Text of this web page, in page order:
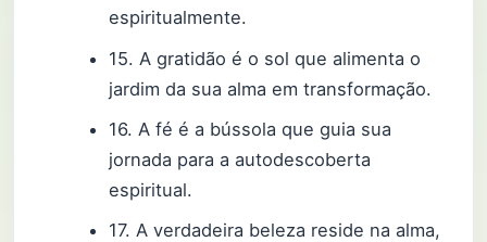
espiritualmente.
15. A gratidão é o sol que alimenta o
jardim da sua alma em transformação.
16. A fé é a bússola que guia sua
jornada para a autodescoberta
espiritual.
17. A verdadeira beleza reside na alma,